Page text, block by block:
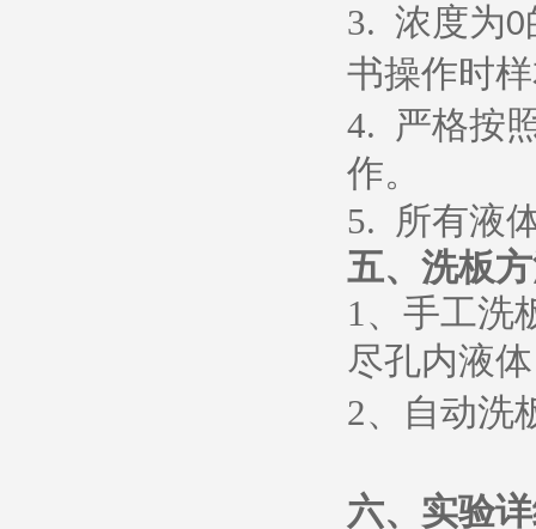
3. 浓度为0
书操作时
4. 严格按
作。
5. 所有液
五、 洗板
1、 手工洗
尽孔内液
2、 自动洗
六、 实验